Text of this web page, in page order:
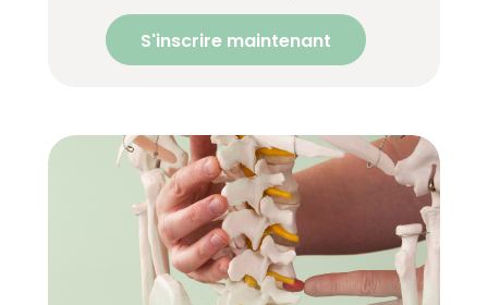
S'inscrire maintenant